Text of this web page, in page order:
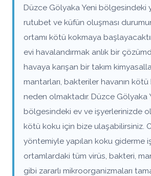
Düzce Gölyaka Yeni bölgesindeki
rutubet ve küfün oluşması
ortamı kötü kokmaya
evi havalandırmak anlık bir
havaya karışan bir takım
mantarları, bakteriler havanın kötü
neden olmaktadır. Düzce Gölyaka
bölgesindeki ev ve işyerlerinizde
kötü koku için bize ulaşabilirsiniz.
yöntemiyle yapılan koku giderme
ortamlardaki tüm virüs, bakteri,
gibi zararlı mikroorganizmaları